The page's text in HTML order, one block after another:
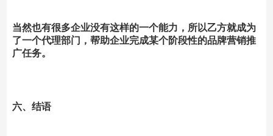
当然也有很多企业没有这样的一个能力，所以乙方就成为
了一个代理部门，帮助企业完成某个阶段性的品牌营销推
广任务。
六、结语